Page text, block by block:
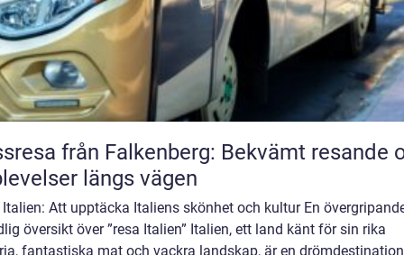
från Falkenberg: Bekvämt resande
längs vägen
Italien: Att upptäcka Italiens skönhet och kultur En
översikt över ”resa Italien” Italien, ett land känt för sin rika
fantastiska mat och vackra landskap, är en